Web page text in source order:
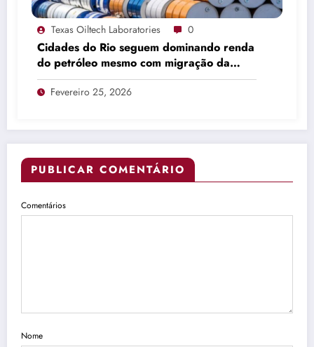
Texas Oiltech Laboratories 0
Cidades do Rio seguem dominando renda
do petróleo mesmo com migração da
produção
Fevereiro 25, 2026
PUBLICAR COMENTÁRIO
Comentários
Nome